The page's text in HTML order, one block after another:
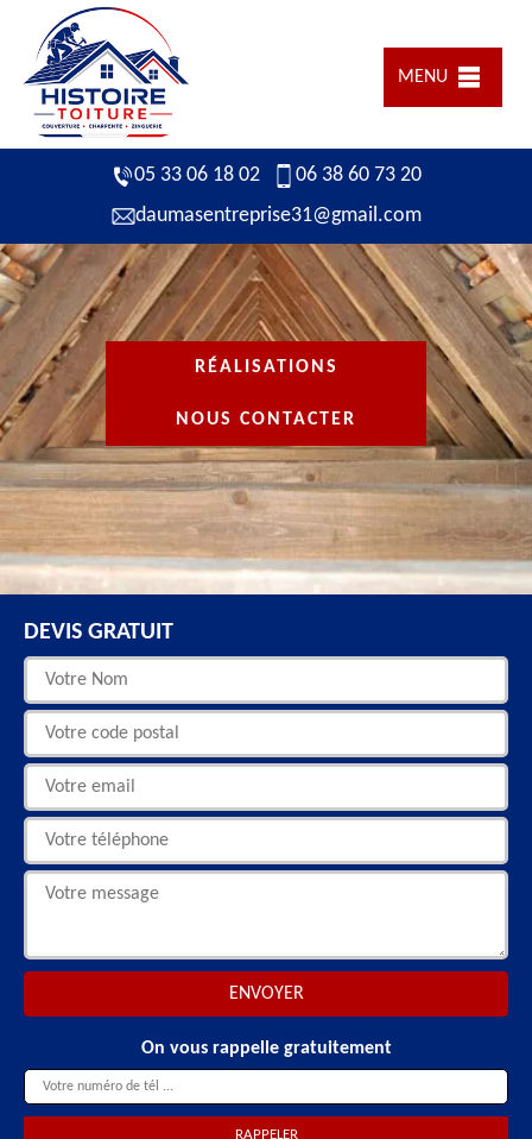
MENU
05 33 06 18 02
06 38 60 73 20
daumasentreprise31@gmail.com
RÉALISATIONS
NOUS CONTACTER
DEVIS GRATUIT
On vous rappelle gratuitement